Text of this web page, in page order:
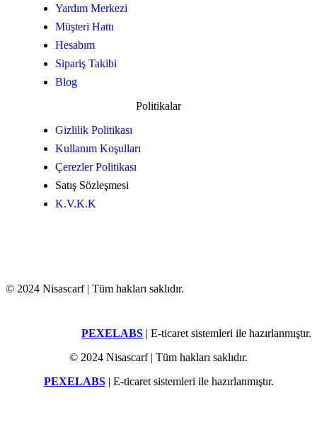
Yardım Merkezi
Müşteri Hattı
Hesabım
Sipariş Takibi
Blog
Politikalar
Gizlilik Politikası
Kullanım Koşulları
Çerezler Politikası
Satış Sözleşmesi
K.V.K.K
© 2024 Nisascarf | Tüm hakları saklıdır.
PEXELABS | E-ticaret sistemleri ile hazırlanmıştır.
© 2024 Nisascarf | Tüm hakları saklıdır.
PEXELABS| E-ticaret sistemleri ile hazırlanmıştır.